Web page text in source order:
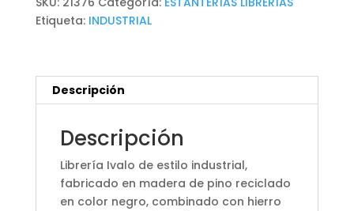
Etiqueta: INDUSTRIAL
Descripción
Descripción
Librería Ivalo de estilo industrial,
fabricado en madera de pino reciclado
en color negro, combinado con hierro